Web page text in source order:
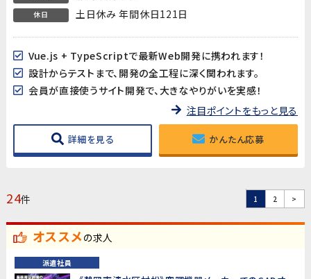
休日 土日休み 年間休日121日
Vue.js + TypeScriptで最新Web開発に携われます！
設計からテストまで、開発の全工程に深く関われます。
会員が直接使うサイト開発で、大きなやりがいを実感！
注目ポイントをもっと見る
詳細を見る かんたん応募
24件 1 2 >
オススメの求人
派遣社員